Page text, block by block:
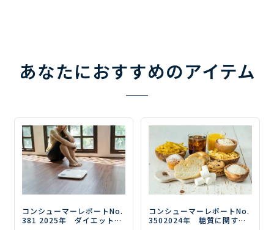
あなたにおすすめのアイテム
コンシューマーレポートNo.
381 2025年 ダイエットの
コンシューマーレポートNo.
3502024年 糖質に関する